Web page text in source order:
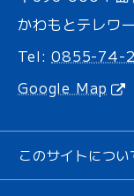
かわもとテレワ
Tel:0855-74-
Google Map
このサイトについ